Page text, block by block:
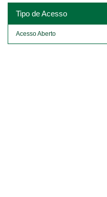
Tipo de Acesso
Acesso Aberto